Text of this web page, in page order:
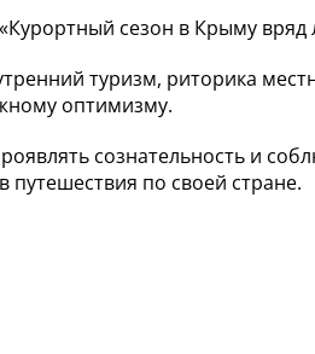
сезон в Крыму вряд
туризм, риторика
оптимизму.
сознательность и
путешествия по своей стране.